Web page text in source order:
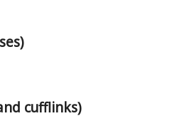
cufflinks)